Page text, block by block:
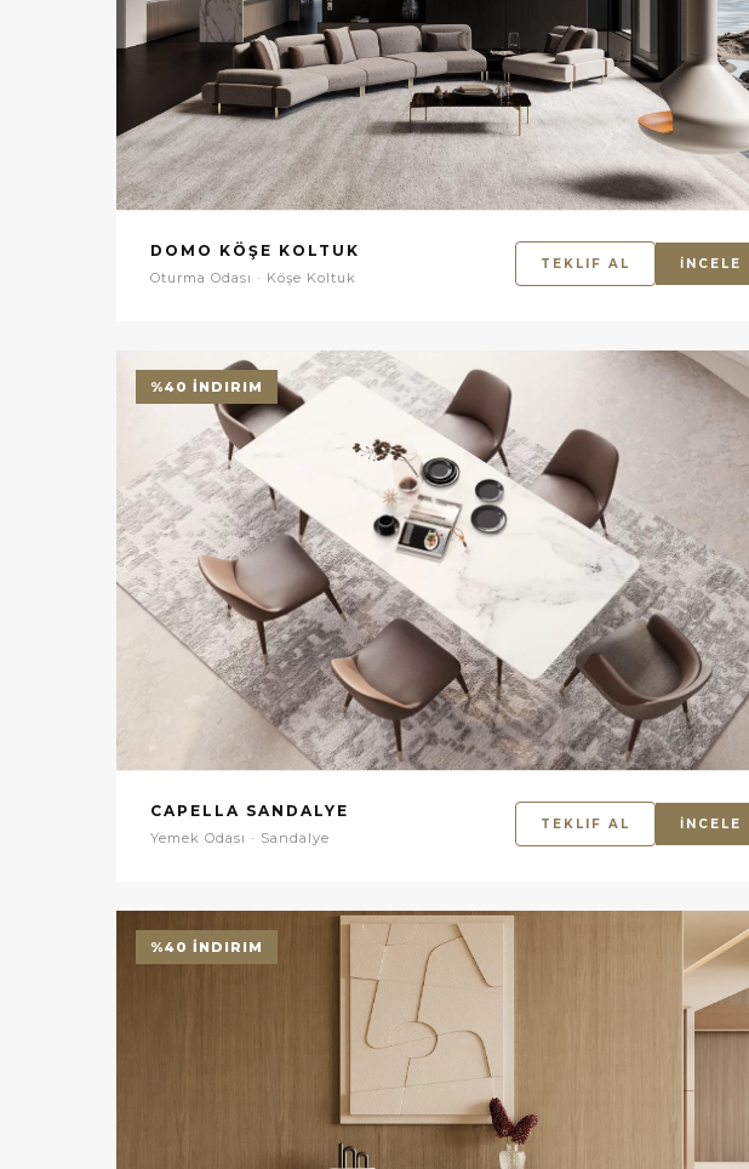
DOMO KÖŞE KOLTUK
Oturma Odası · Köşe Koltuk
TEKLIF AL İNCELE
%40 İNDIRIM
CAPELLA SANDALYE
Yemek Odası · Sandalye
TEKLIF AL İNCELE
%40 İNDIRIM